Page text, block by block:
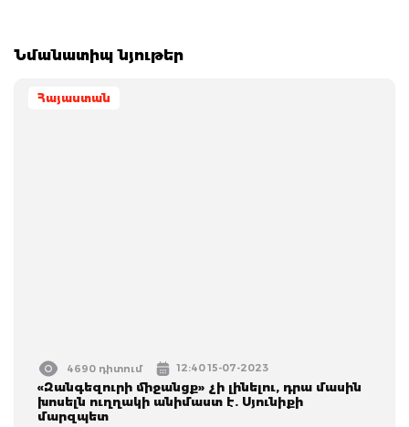
Նմանատիպ նյութեր
Հայաստան
4690 դիտում 12:40 15-07-2023
«Զանգեզուրի միջանցք» չի լինելու, դրա մասին
խոսելն ուղղակի անիմաստ է. Սյունիքի
մարզպետ